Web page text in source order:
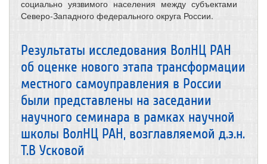
социально уязвимого населения между субъектами
Северо-Западного федерального округа России.
Результаты исследования ВолНЦ РАН
об оценке нового этапа трансформации
местного самоуправления в России
были представлены на заседании
научного семинара в рамках научной
школы ВолНЦ РАН, возглавляемой д.э.н.
Т.В Усковой